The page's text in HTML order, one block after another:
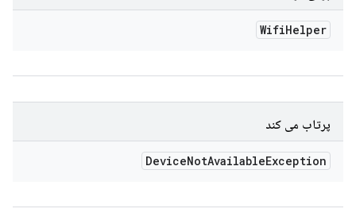
WifiHelper
پرتاب می کند
DeviceNotAvailableException